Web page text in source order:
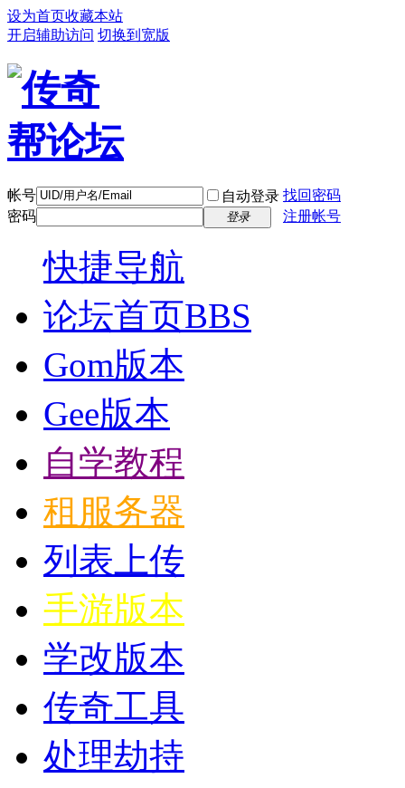
设为首页收藏本站
开启辅助访问 切换到宽版
帐号 自动登录 找回密码
密码
登录 注册帐号
快捷导航
论坛首页BBS
Gom版本
Gee版本
自学教程
租服务器
列表上传
手游版本
学改版本
传奇工具
处理劫持